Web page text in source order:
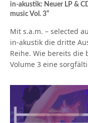
in-akustik: Neuer LP &
music Vol. 3“
Mit s.a.m. – selected
in-akustik die dritte
Reihe. Wie bereits die
Volume 3 eine